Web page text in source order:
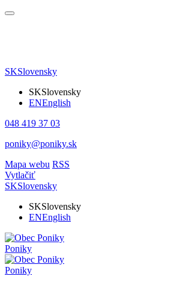
SKSlovensky
SKSlovensky
ENEnglish
048 419 37 03
poniky@poniky.sk
Mapa webu RSS
Vytlačiť
SKSlovensky
SKSlovensky
ENEnglish
Poniky
Poniky